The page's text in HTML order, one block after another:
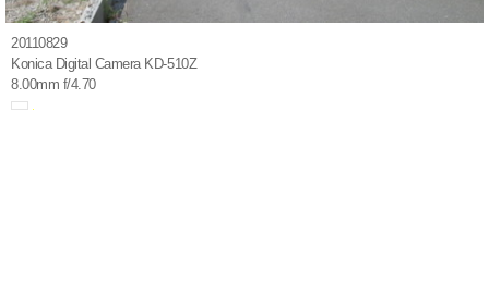
20110829
Konica Digital Camera KD-510Z
8.00mm f/4.70